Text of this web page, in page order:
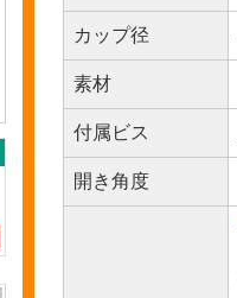
カップ径
素材
付属ビス
開き角度